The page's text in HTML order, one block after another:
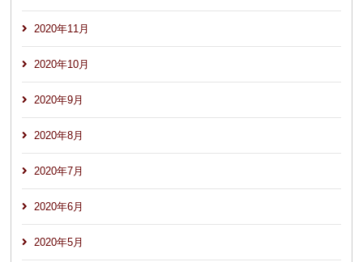
2020年11月
2020年10月
2020年9月
2020年8月
2020年7月
2020年6月
2020年5月